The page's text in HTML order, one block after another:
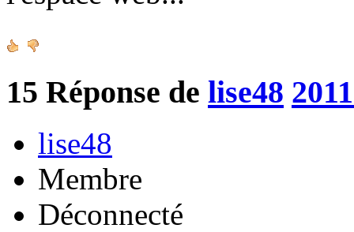
15 Réponse de lise48
lise48
Membre
Déconnecté